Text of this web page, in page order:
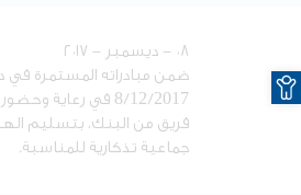
٠٨ - ديسمبر - ٢٠١٧
ضمن مبادراته المستمرة في
8/12/2017 في
فريق من البنك، بتسليم
جماعية تذكارية للمناسبة.